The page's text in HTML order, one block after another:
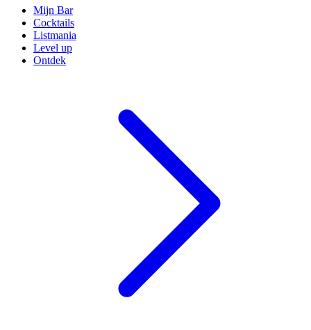
Mijn Bar
Cocktails
Listmania
Level up
Ontdek